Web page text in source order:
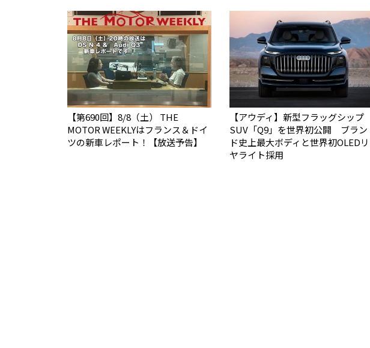
【第690回】8/8（土） THE
MOTOR WEEKLYはフランス＆ドイ
ツの新車レポート！【放送予告】
【アウディ】新型フラッグシップ
SUV「Q9」を世界初公開 ブラン
ド史上最大ボディと世界初OLEDリ
ヤライト採用